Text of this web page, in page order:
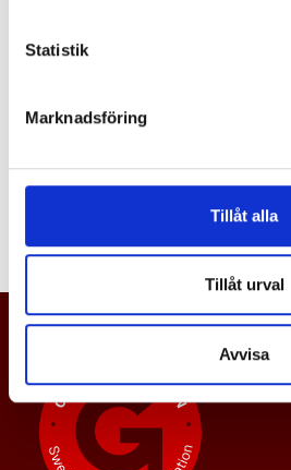
Statistik
Marknadsföring
Tillåt alla
Tillåt urval
Avvisa